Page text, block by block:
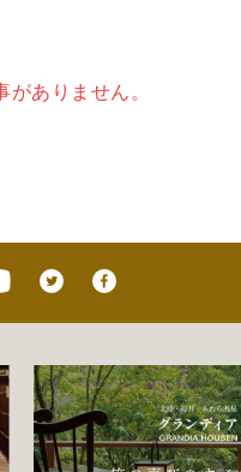
がありません。